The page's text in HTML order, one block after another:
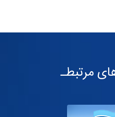
مرتبطـ